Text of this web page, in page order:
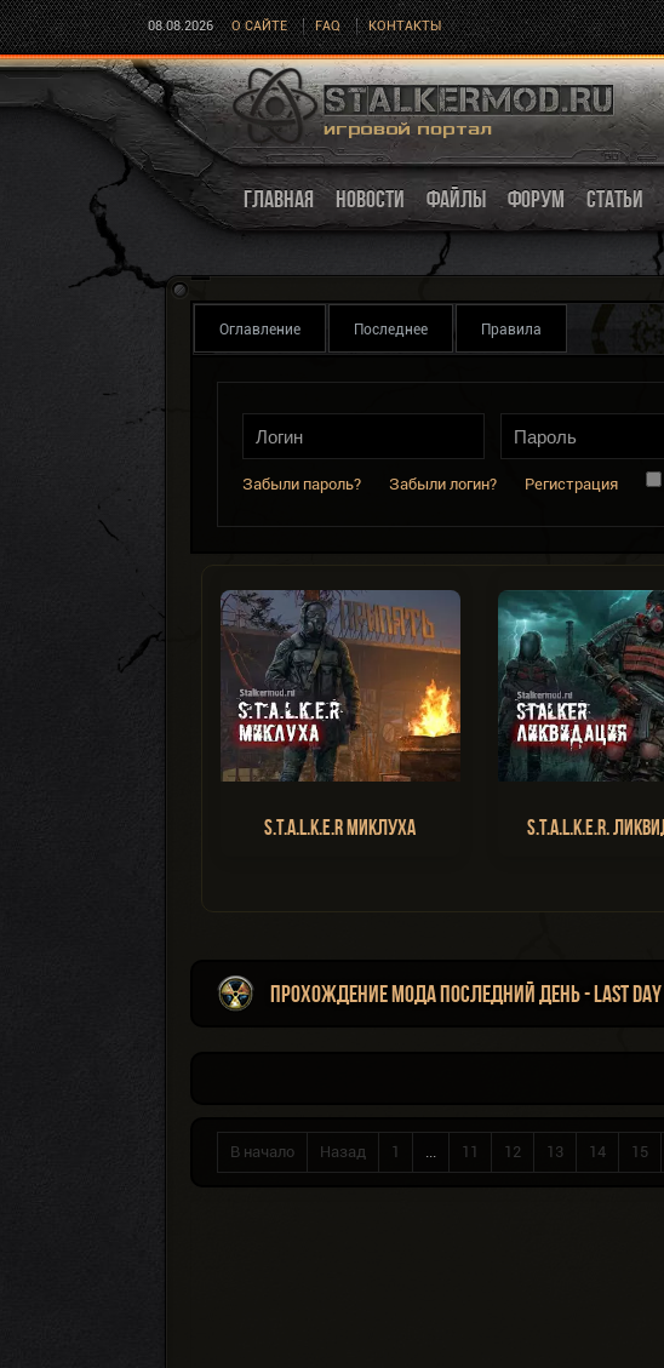
08.08.2026 О САЙТЕ FAQ КОНТАКТЫ
ГЛАВНАЯ НОВОСТИ ФАЙЛЫ ФОРУМ СТАТЬИ
Оглавление Последнее Правила
Забыли пароль? Забыли логин? Регистрация
S.T.A.L.K.E.R Миклуха S.T.A.L.K.E.R.
Прохождение мода Последний День - Last Day
В начало Назад 1 ... 11 12 13 14 15